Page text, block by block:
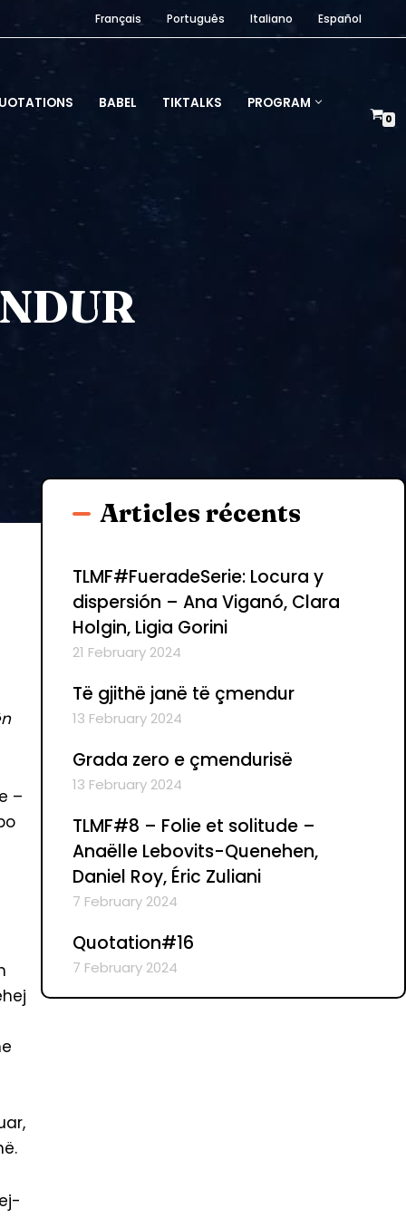
Français Português Italiano Español
BABEL TIKTALKS
PROGRAM
0
–
Articles récents
TLMF#FueradeSerie: Locura y
dispersión – Ana Viganó, Clara
Holgin, Ligia Gorini
21 February 2024
Të gjithë janë të çmendur
13 February 2024
Grada zero e çmendurisë
13 February 2024
TLMF#8 – Folie et solitude –
Anaëlle Lebovits-Quenehen,
Daniel Roy, Éric Zuliani
7 February 2024
Quotation#16
7 February 2024